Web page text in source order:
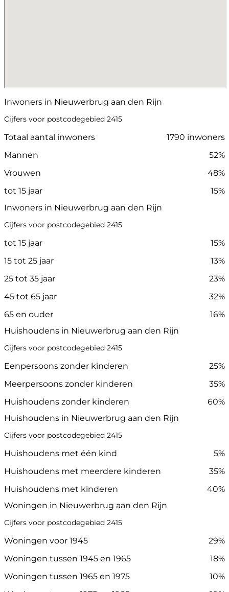
Inwoners in Nieuwerbrug aan den Rijn
Cijfers voor postcodegebied 2415
Totaal aantal inwoners
1790 inwoners
Mannen
52%
Vrouwen
48%
tot 15 jaar
15%
Inwoners in Nieuwerbrug aan den Rijn
Cijfers voor postcodegebied 2415
tot 15 jaar
15%
15 tot 25 jaar
13%
25 tot 35 jaar
23%
45 tot 65 jaar
32%
65 en ouder
16%
Huishoudens in Nieuwerbrug aan den Rijn
Cijfers voor postcodegebied 2415
Eenpersoons zonder kinderen
25%
Meerpersoons zonder kinderen
35%
Huishoudens zonder kinderen
60%
Huishoudens in Nieuwerbrug aan den Rijn
Cijfers voor postcodegebied 2415
Huishoudens met één kind
5%
Huishoudens met meerdere kinderen
35%
Huishoudens met kinderen
40%
Woningen in Nieuwerbrug aan den Rijn
Cijfers voor postcodegebied 2415
Woningen voor 1945
29%
Woningen tussen 1945 en 1965
18%
Woningen tussen 1965 en 1975
10%